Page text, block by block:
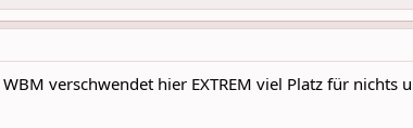
verschwendet hier EXTREM viel Platz für nichts